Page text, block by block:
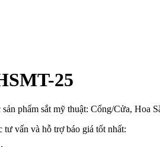
25
phẩm sắt mỹ thuật: Cổng/Cửa, Hoa
vấn và hỗ trợ báo giá tốt nhất: